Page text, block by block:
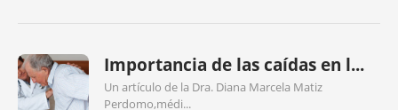
Importancia de las caídas en l...
Un artículo de la Dra. Diana Marcela Matiz
Perdomo,médi...